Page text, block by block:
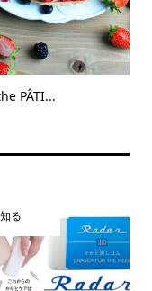
PÂTI...
知る